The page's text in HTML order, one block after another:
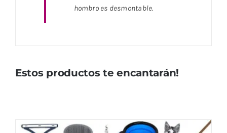
hombro es desmontable.
Estos productos te encantarán!